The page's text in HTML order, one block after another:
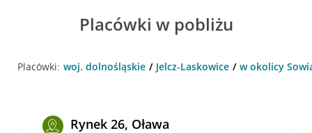
Placówki w pobliżu
Placówki: woj. dolnośląskie Jelcz-Laskowice w okolicy
Rynek 26, Oława